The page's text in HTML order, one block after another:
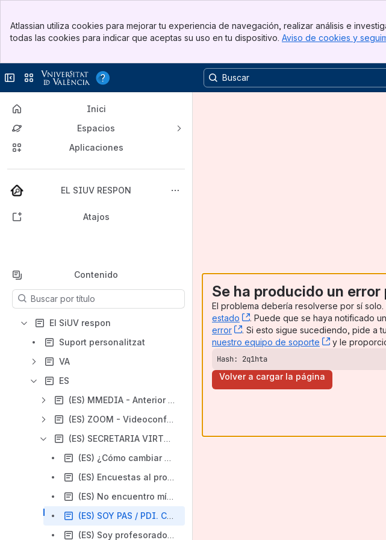
Top Bar
Sidebar
Atlassian utiliza cookies para mejorar tu experiencia de navegación, realizar análisis e
todas las cookies para indicar que aceptas su uso en tu dispositivo. Aviso de cookies y
Contraer barra lateral
Cambiar sitios o aplicaciones
Inici
Espacios
Aplicaciones
EL SIUV RESPON
Volver arriba
Atajos
Contenido
Los resultados se actualizarán a medida que escribas.
El SiUV respon
Suport personalitzat
VA
ES
(ES) MMEDIA - Anterior portal de video de la UV
(ES) ZOOM - Videoconferencias UV
(ES) SECRETARIA VIRTUAL
(ES) ¿Cómo cambiar mi fotografía en el perfil de la UV?
(ES) Encuestas al profesorado - Secretaría virtual
(ES) No encuentro mís horarios en - Secretaría Virtual
(ES) SOY PAS / PDI. Cómo puedo activar mi tarjeta universitaria ? - Secretaría virtual
(ES) Soy profesorado y no aparece mi carga docente - Secretaría virtual
Se ha producido un
El problema debería resolverse por sí
estado
, (opens new window)
. Puede que se haya notificado
error
, (opens new window)
. Si esto sigue sucediendo, pide a
nuestro equipo de soporte
, (opens new
y le
Hash: 2q1hta
Volver a cargar la página